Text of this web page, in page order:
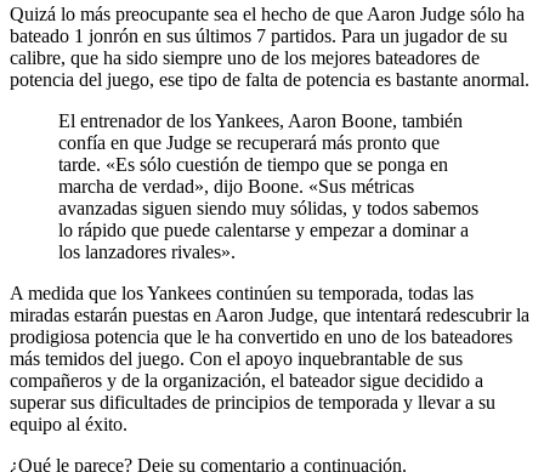
Quizá lo más preocupante sea el hecho de que Aaron Judge sólo ha
bateado 1 jonrón en sus últimos 7 partidos. Para un jugador de su
calibre, que ha sido siempre uno de los mejores bateadores de
potencia del juego, ese tipo de falta de potencia es bastante anormal.
El entrenador de los Yankees, Aaron Boone, también
confía en que Judge se recuperará más pronto que
tarde. «Es sólo cuestión de tiempo que se ponga en
marcha de verdad», dijo Boone. «Sus métricas
avanzadas siguen siendo muy sólidas, y todos sabemos
lo rápido que puede calentarse y empezar a dominar a
los lanzadores rivales».
A medida que los Yankees continúen su temporada, todas las
miradas estarán puestas en Aaron Judge, que intentará redescubrir la
prodigiosa potencia que le ha convertido en uno de los bateadores
más temidos del juego. Con el apoyo inquebrantable de sus
compañeros y de la organización, el bateador sigue decidido a
superar sus dificultades de principios de temporada y llevar a su
equipo al éxito.
¿Qué le parece? Deje su comentario a continuación.